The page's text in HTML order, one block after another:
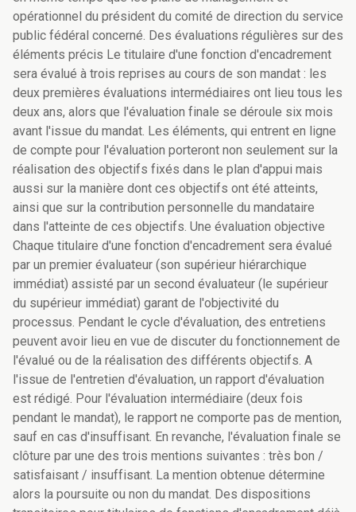
opérationnel du président du comité de direction du service
public fédéral concerné. Des évaluations régulières sur des
éléments précis Le titulaire d'une fonction d'encadrement
sera évalué à trois reprises au cours de son mandat : les
deux premières évaluations intermédiaires ont lieu tous les
deux ans, alors que l'évaluation finale se déroule six mois
avant l'issue du mandat. Les éléments, qui entrent en ligne
de compte pour l'évaluation porteront non seulement sur la
réalisation des objectifs fixés dans le plan d'appui mais
aussi sur la manière dont ces objectifs ont été atteints,
ainsi que sur la contribution personnelle du mandataire
dans l'atteinte de ces objectifs. Une évaluation objective
Chaque titulaire d'une fonction d'encadrement sera évalué
par un premier évaluateur (son supérieur hiérarchique
immédiat) assisté par un second évaluateur (le supérieur
du supérieur immédiat) garant de l'objectivité du
processus. Pendant le cycle d'évaluation, des entretiens
peuvent avoir lieu en vue de discuter du fonctionnement de
l'évalué ou de la réalisation des différents objectifs. A
l'issue de l'entretien d'évaluation, un rapport d'évaluation
est rédigé. Pour l'évaluation intermédiaire (deux fois
pendant le mandat), le rapport ne comporte pas de mention,
sauf en cas d'insuffisant. En revanche, l'évaluation finale se
clôture par une des trois mentions suivantes : très bon /
satisfaisant / insuffisant. La mention obtenue détermine
alors la poursuite ou non du mandat. Des dispositions